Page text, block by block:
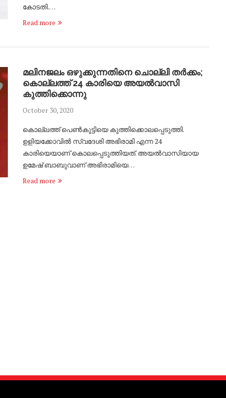
കോടതി.…
Read more
മലിനജലം ഒഴുക്കുന്നതിനെ ചൊല്ലി തര്‍ക്കം;
കൊല്ലത്ത് 24 കാരിയെ അയല്‍വാസി
കുത്തിക്കൊന്നു
October 30, 2020
കൊല്ലത്ത് പെണ്‍കുട്ടിയെ കുത്തിക്കൊലപ്പെടുത്തി.
ഉളിയക്കോവില്‍ സ്വദേശി അഭിരാമി എന്ന 24
കാരിയെയാണ് കൊലപ്പെടുത്തിയത്. അയല്‍വാസിയായ
ഉമേഷ് ബാബുവാണ് അഭിരാമിയെ…
Read more